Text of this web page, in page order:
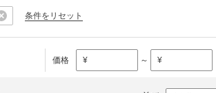
条件をリセット
価格 ¥ ～ ¥